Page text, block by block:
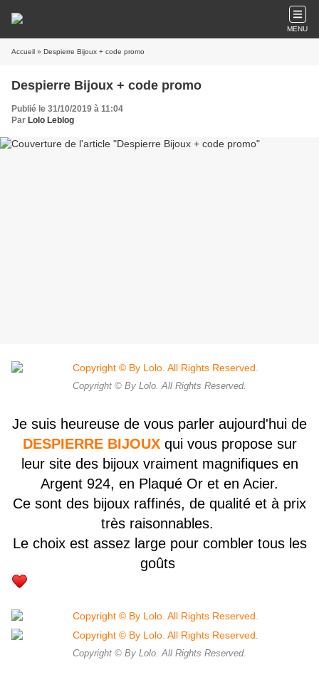
MENU
Accueil » Despierre Bijoux + code promo
Despierre Bijoux + code promo
Publié le 31/10/2019 à 11:04
Par Lolo Leblog
Copyright © By Lolo. All Rights Reserved.
Je suis heureuse de vous parler aujourd'hui de
DESPIERRE BIJOUXqui vous propose sur
leur site des bijoux vraiment magnifiques en
Argent 924, en Plaqué Or et en Acier.
Ce sont des bijoux raffinés, de qualité et à prix
très raisonnables.
Le choix est assez large pour combler tous les
goûts
Copyright © By Lolo. All Rights Reserved.